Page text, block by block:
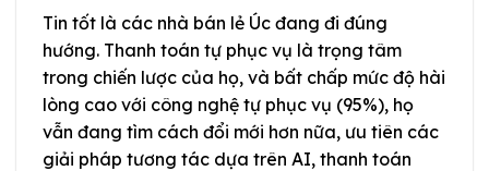
Tin tốt là các nhà bán lẻ Úc đang đi đúng
hướng. Thanh toán tự phục vụ là trọng tâm
trong chiến lược của họ, và bất chấp mức độ hài
lòng cao với công nghệ tự phục vụ (95%), họ
vẫn đang tìm cách đổi mới hơn nữa, ưu tiên các
giải pháp tương tác dựa trên AI, thanh toán